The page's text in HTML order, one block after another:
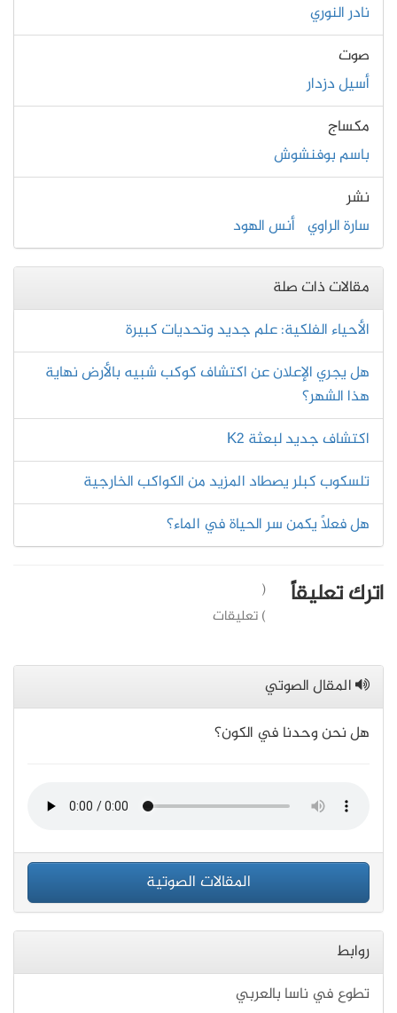
نادر النوري
صوت
أسيل دزدار
مكساج
باسم بوفنشوش
نشر
سارة الراوي أنس الهود
مقالات ذات صلة
الأحياء الفلكية: علم جديد وتحديات كبيرة
هل يجري الإعلان عن اكتشاف كوكب شبيه بالأرض نهاية
هذا الشهر؟
اكتشاف جديد لبعثة K2
تلسكوب كبلر يصطاد المزيد من الكواكب الخارجية
هل فعلاً يكمن سر الحياة في الماء؟
اترك تعليقاً
(
) تعليقات
المقال الصوتي
هل نحن وحدنا في الكون؟
المقالات الصوتية
روابط
تطوع في ناسا بالعربي